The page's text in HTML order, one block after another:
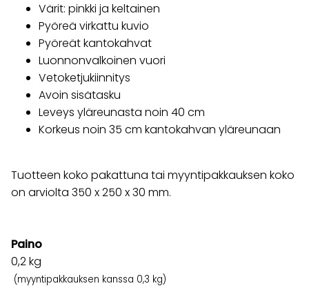
Värit: pinkki ja keltainen
Pyöreä virkattu kuvio
Pyöreät kantokahvat
Luonnonvalkoinen vuori
Vetoketjukiinnitys
Avoin sisätasku
Leveys yläreunasta noin 40 cm
Korkeus noin 35 cm kantokahvan yläreunaan
Tuotteen koko pakattuna tai myyntipakkauksen koko
on arviolta 350 x 250 x 30 mm.
Paino
0,2kg
(myyntipakkauksen kanssa 0,3 kg)